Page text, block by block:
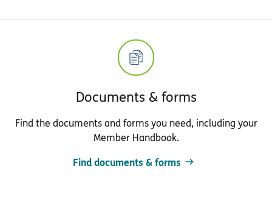
Documents & forms
Find the documents and forms you need, including your
Member Handbook.
Find documents & forms